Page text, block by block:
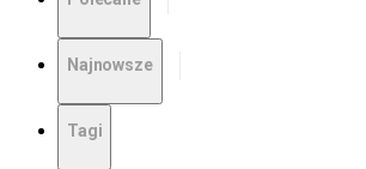
Najnowsze
Tagi